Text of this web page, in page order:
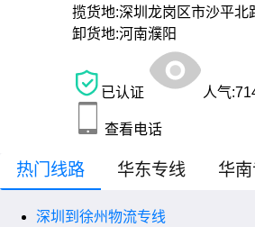
揽货地:深圳龙岗区市沙平北
卸货地:河南濮阳
已认证 人气:
查看电话
热门线路 华东专线 华
深圳到徐州物流专线